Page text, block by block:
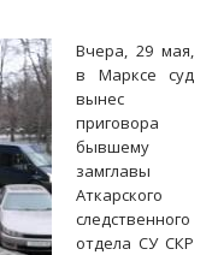
Вчера, 29 мая,
в Марксе суд
вынес
приговора
бывшему
замглавы
Аткарского
следственного
отдела СУ СКР